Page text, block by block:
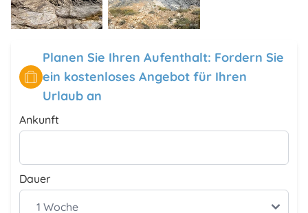
Planen Sie Ihren Aufenthalt: Fordern Sie
ein kostenloses Angebot für Ihren
Urlaub an
Ankunft
Dauer